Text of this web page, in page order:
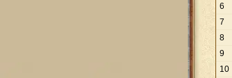
6
7
8
9
10